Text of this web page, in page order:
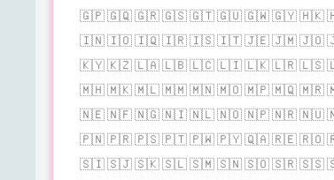
🇬🇵 🇬🇶 🇬🇷 🇬🇸 🇬🇹 🇬🇺 🇬🇼 🇬🇾 🇭🇰
🇮🇳 🇮🇴 🇮🇶 🇮🇷 🇮🇸 🇮🇹 🇯🇪 🇯🇲 🇯🇴
🇰🇾 🇰🇿 🇱🇦 🇱🇧 🇱🇨 🇱🇮 🇱🇰 🇱🇷 🇱🇸
🇲🇭 🇲🇰 🇲🇱 🇲🇲 🇲🇳 🇲🇴 🇲🇵 🇲🇶 🇲🇷
🇳🇪 🇳🇫 🇳🇬 🇳🇮 🇳🇱 🇳🇴 🇳🇵 🇳🇷 🇳🇺
🇵🇳 🇵🇷 🇵🇸 🇵🇹 🇵🇼 🇵🇾 🇶🇦 🇷🇪 🇷🇴
🇸🇮 🇸🇯 🇸🇰 🇸🇱 🇸🇲 🇸🇳 🇸🇴 🇸🇷 🇸🇸